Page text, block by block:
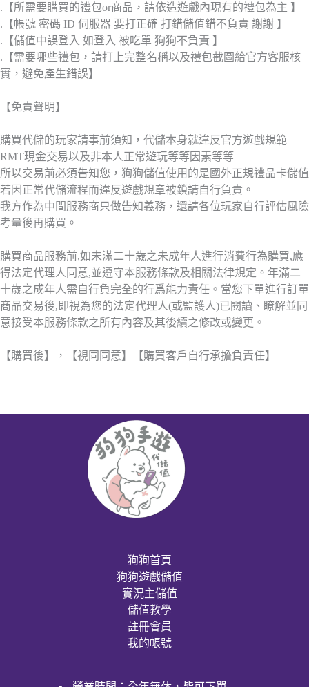
.【所需要購買的禮包or商品，請依造遊戲內現有的禮包為主 】
.【帳號 密碼 ID 伺服器 要打正確 打錯儲值錯不負責 謝謝 】
.【儲值中誤登入 如登入 被吃單 狗狗不負責 】
.【需要哪些禮包，請打上完整名稱以及禮包截圖給官方客服核
實，避免產生錯誤】
【免責聲明】
購買代儲的玩家請事前須知，代儲本身就違反官方遊戲規範
RMT現金交易以及非本人正常遊玩等等因素等等
所以交易前必須告知您，狗狗儲值使用的是國外正規禮品卡儲值
若因正常代儲流程而違反遊戲規章被鎖請自行負責。
我方作為中間服務商只做告知義務，還請各位玩家自行評估風險
考量後再購買。
購買商品服務前,如未滿二十歲之未成年人進行消費行為購買,應
得法定代理人同意,並遵守本服務條款及相關法律規定。年滿二
十歲之成年人需自行負完全的行爲能力責任。當您下單進行訂單
商品交易後,即視為您的法定代理人(或監護人)已閱讀、瞭解並同
意接受本服務條款之所有內容及其後續之修改或變更。
【購買後】，【視同同意】【購買客戶自行承擔負責任】
狗狗首頁
狗狗遊戲儲值
實況主儲值
儲值教學
註冊會員
我的帳號